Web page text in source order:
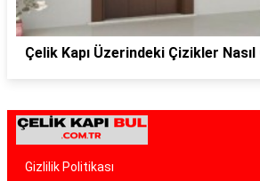
Çelik Kapı Üzerindeki Çizikler
Gizlilik Politikası